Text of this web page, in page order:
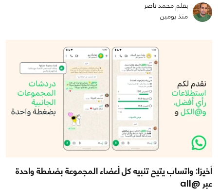
بقلم محمد ناصر
منذ يومين
أخيرًا: واتساب يتيح تنبيه كل أعضاء المجموعة بضغطة واحدة
عبر @all